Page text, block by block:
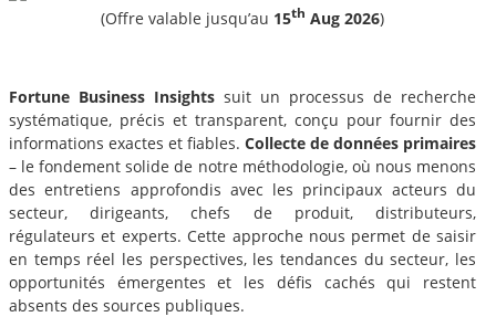
(Offre valable jusqu’au 15th Aug 2026)
Fortune Business Insights suit un processus de recherche
systématique, précis et transparent, conçu pour fournir des
informations exactes et fiables. Collecte de données primaires
– le fondement solide de notre méthodologie, où nous menons
des entretiens approfondis avec les principaux acteurs du
secteur, dirigeants, chefs de produit, distributeurs,
régulateurs et experts. Cette approche nous permet de saisir
en temps réel les perspectives, les tendances du secteur, les
opportunités émergentes et les défis cachés qui restent
absents des sources publiques.